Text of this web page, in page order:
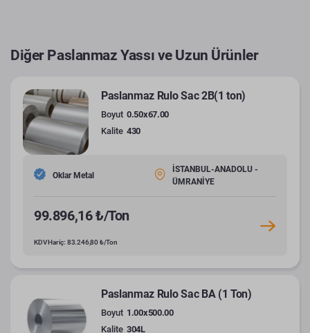
Diğer Paslanmaz Yassı ve Uzun Ürünler
Paslanmaz Rulo Sac 2B(1 ton)
Boyut 0.50x67.00
Kalite 430
Oklar Metal
İSTANBUL-ANADOLU -
ÜMRANİYE
99.896,16 ₺/Ton
KDV Hariç: 83.246,80 ₺/Ton
Paslanmaz Rulo Sac BA (1 Ton)
Boyut 1.00x500.00
Kalite 304L